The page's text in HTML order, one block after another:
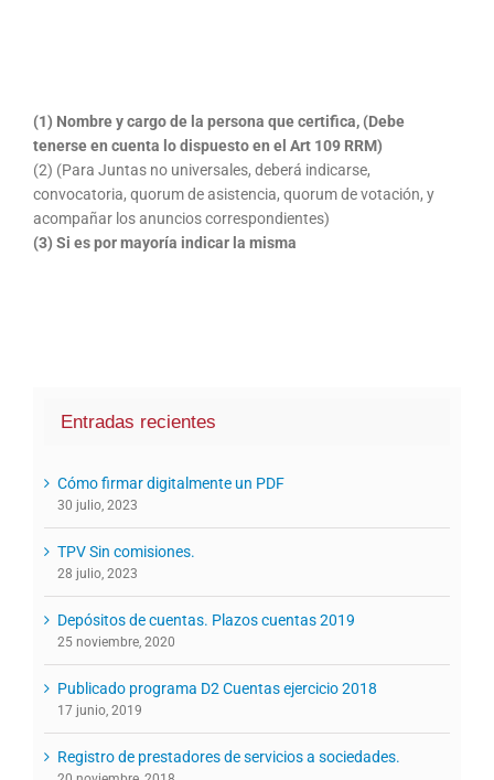
(1) Nombre y cargo de la persona que certifica, (Debe
tenerse en cuenta lo dispuesto en el Art 109 RRM)
(2) (Para Juntas no universales, deberá indicarse,
convocatoria, quorum de asistencia, quorum de votación, y
acompañar los anuncios correspondientes)
(3) Si es por mayoría indicar la misma
Entradas recientes
Cómo firmar digitalmente un PDF
30 julio, 2023
TPV Sin comisiones.
28 julio, 2023
Depósitos de cuentas. Plazos cuentas 2019
25 noviembre, 2020
Publicado programa D2 Cuentas ejercicio 2018
17 junio, 2019
Registro de prestadores de servicios a sociedades.